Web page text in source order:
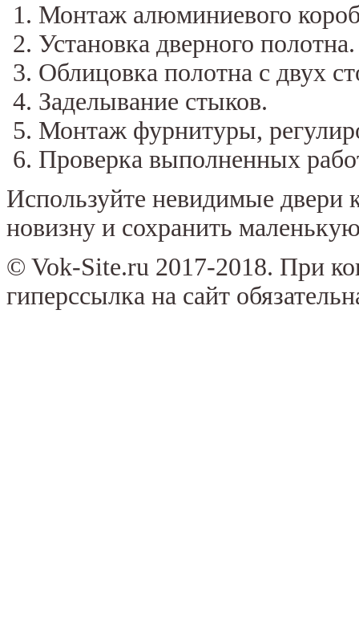
Монтаж алюминиевого
Установка дверного полотна.
Облицовка полотна с двух
Заделывание стыков.
Монтаж фурнитуры,
Проверка выполненных
Используйте невидимые двери
новизну и сохранить
© Vok-Site.ru 2017-2018. При
гиперссылка на сайт